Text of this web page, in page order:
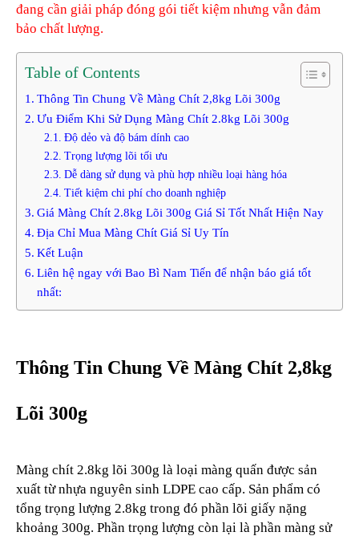
đang cần giải pháp đóng gói tiết kiệm nhưng vẫn đảm
bảo chất lượng.
Table of Contents
Thông Tin Chung Về Màng Chít 2,8kg Lõi 300g
Ưu Điểm Khi Sử Dụng Màng Chít 2.8kg Lõi 300g
Độ dẻo và độ bám dính cao
Trọng lượng lõi tối ưu
Dễ dàng sử dụng và phù hợp nhiều loại hàng hóa
Tiết kiệm chi phí cho doanh nghiệp
Giá Màng Chít 2.8kg Lõi 300g Giá Sỉ Tốt Nhất Hiện Nay
Địa Chỉ Mua Màng Chít Giá Sỉ Uy Tín
Kết Luận
Liên hệ ngay với Bao Bì Nam Tiến để nhận báo giá tốt
nhất:
Thông Tin Chung Về Màng Chít 2,8kg
Lõi 300g
Màng chít 2.8kg lõi 300g là loại màng quấn được sản
xuất từ nhựa nguyên sinh LDPE cao cấp. Sản phẩm có
tổng trọng lượng 2.8kg trong đó phần lõi giấy nặng
khoảng 300g. Phần trọng lượng còn lại là phần màng sử